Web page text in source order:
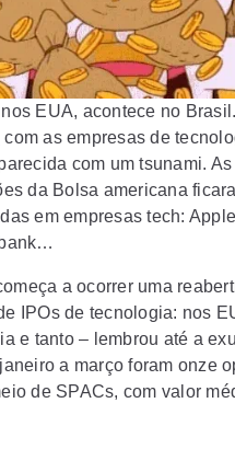
EUA, acontece no
com as empresas de
com um tsunami.
da Bolsa americana
em empresas tech:
a ocorrer uma
IPOs de tecnologia: nos
e tanto – lembrou até a
a março foram onze
de SPACs, com valor